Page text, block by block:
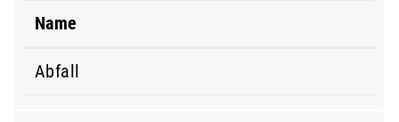
Name
Abfall